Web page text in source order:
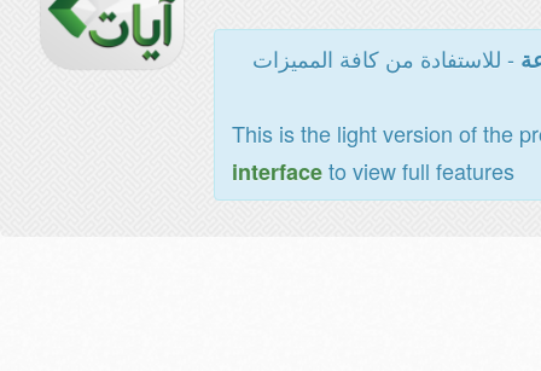
- للاستفادة من كافة المميزات
This is the light version of the
interfaceto view full features